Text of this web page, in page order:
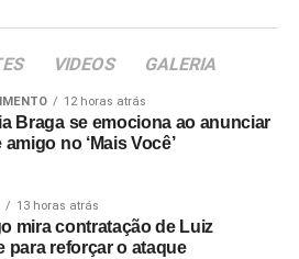
VIDEOS GALERIA
12 horas atrás
Braga se emociona ao anunciar
no ‘Mais Você’
13 horas atrás
mira contratação de Luiz
para reforçar o ataque